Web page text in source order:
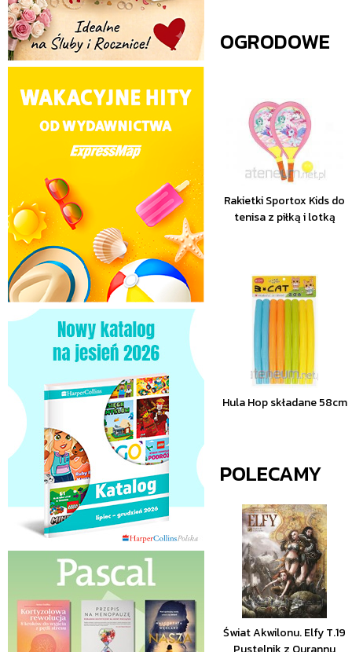
OGRODOWE
Rakietki Sportox Kids do
tenisa z piłką i lotką
Hula Hop składane 58cm
POLECAMY
Świat Akwilonu. Elfy T.19